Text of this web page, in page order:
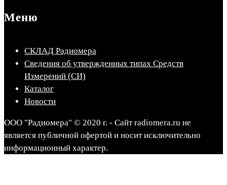
Меню
СКЛАД Радиомера
Сведения об утвержденных типах Средств
Измерений (СИ)
Каталог
Новости
ООО "Радиомера" © 2020 г. - Сайт radiomera.ru не
является публичной офертой и носит исключительно
информационный характер.